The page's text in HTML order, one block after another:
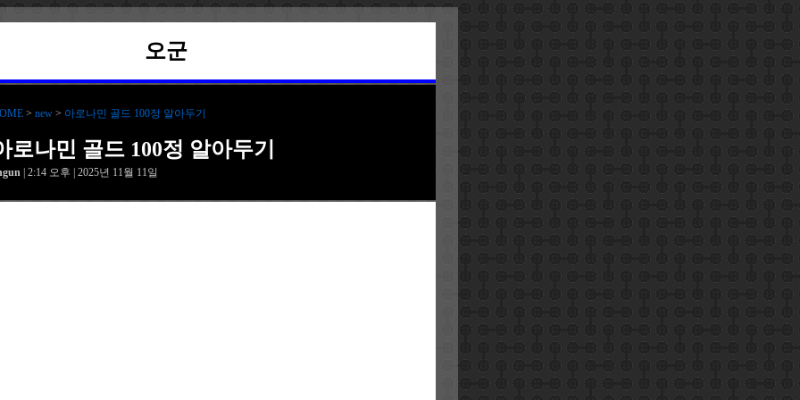
오군
> new > 아로나민 골드 100정 알아두기
로나민 골드 100정 알아두기
| 2:14 오후 | 2025년 11월 11일